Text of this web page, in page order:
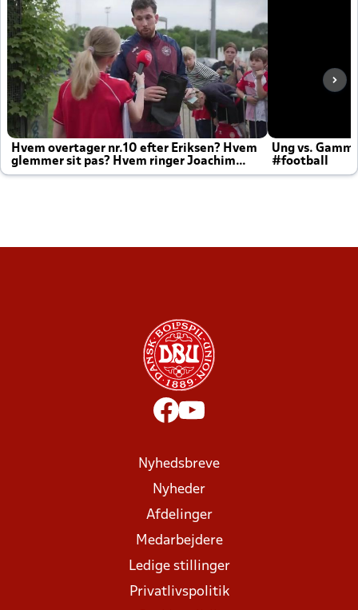
Hvem overtager nr.10 efter Eriksen? Hvem
glemmer sit pas? Hvem ringer Joachim
altid til efter kampe?
Ung vs.
#football
Nyhedsbreve
Nyheder
Afdelinger
Medarbejdere
Ledige stillinger
Privatlivspolitik